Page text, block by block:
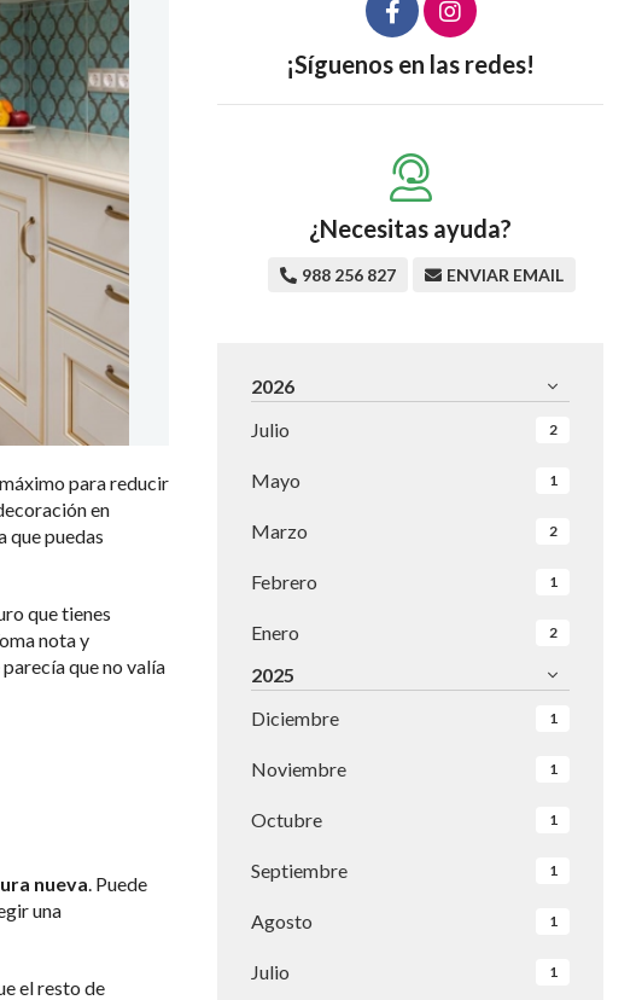
para reducir
en
que puedas
que tienes
nota y
que no valía
nueva . Puede
una
el resto de
¡Síguenos en las redes!
¿Necesitas ayuda?
988 256 827 ENVIAR EMAIL
2026
Julio
2
Mayo 1
Marzo 2
Febrero 1
Enero 2
2025
Diciembre
1
Noviembre 1
Octubre 1
Septiembre 1
Agosto 1
Julio 1